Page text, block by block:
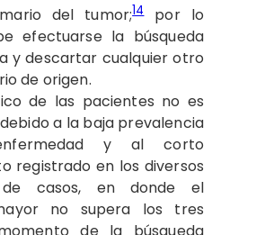
del tumor;14por lo
efectuarse la búsqueda
y descartar cualquier otro
de origen.
de las pacientes no es
a la baja prevalencia
y al corto
registrado en los diversos
casos, en donde el
no supera los tres
de la búsqueda